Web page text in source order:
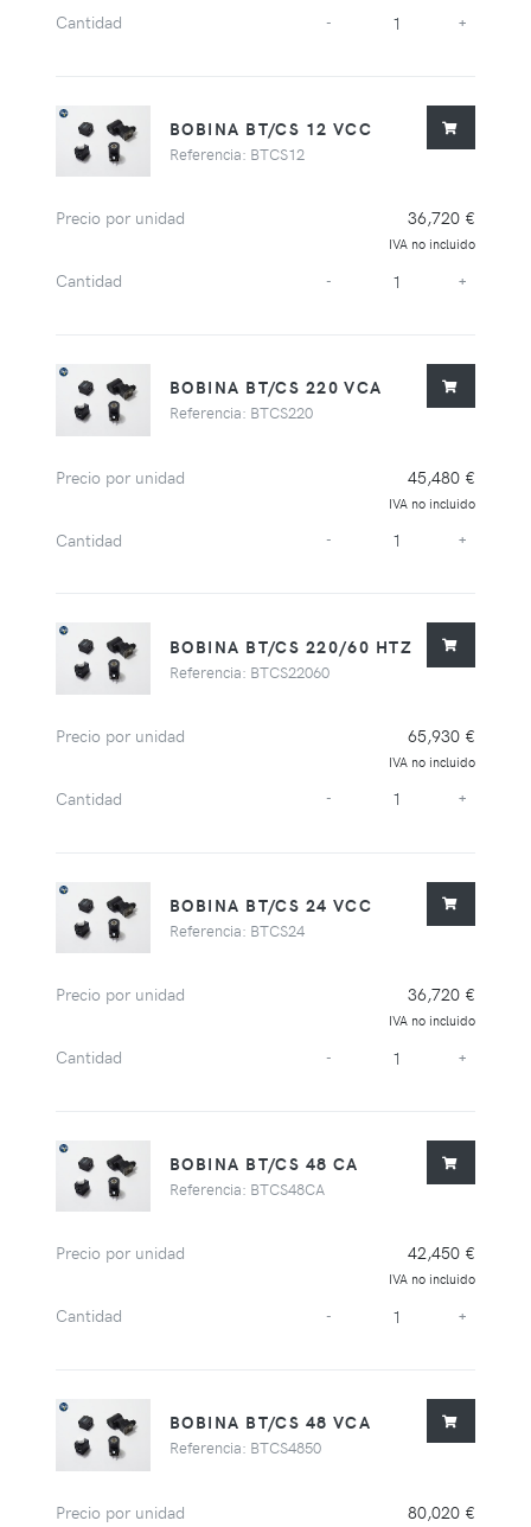
Cantidad - +
BOBINA BT/CS 12 VCC
Referencia: BTCS12
Precio por unidad 36,720 €
IVA no incluido
Cantidad - +
BOBINA BT/CS 220 VCA
Referencia: BTCS220
Precio por unidad 45,480 €
IVA no incluido
Cantidad - +
BOBINA BT/CS 220/60 HTZ
Referencia: BTCS22060
Precio por unidad 65,930 €
IVA no incluido
Cantidad - +
BOBINA BT/CS 24 VCC
Referencia: BTCS24
Precio por unidad 36,720 €
IVA no incluido
Cantidad - +
BOBINA BT/CS 48 CA
Referencia: BTCS48CA
Precio por unidad 42,450 €
IVA no incluido
Cantidad - +
BOBINA BT/CS 48 VCA
Referencia: BTCS4850
Precio por unidad 80,020 €